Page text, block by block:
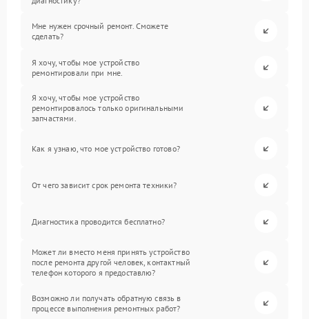
Мне нужен срочный ремонт. Сможете
сделать?
Я хочу, чтобы мое устройство
ремонтировали при мне.
Я хочу, чтобы мое устройство
ремонтировалось только оригинальными
запчастями.
Как я узнаю, что мое устройство готово?
От чего зависит срок ремонта техники?
Диагностика проводится бесплатно?
Может ли вместо меня принять устройство
после ремонта другой человек, контактный
телефон которого я предоставлю?
Возможно ли получать обратную связь в
процессе выполнения ремонтных работ?